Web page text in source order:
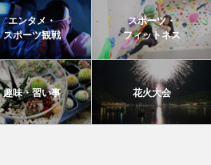
エンタメ・
スポーツ観戦
スポーツ・
フィットネス
趣味・習い事 花火大会